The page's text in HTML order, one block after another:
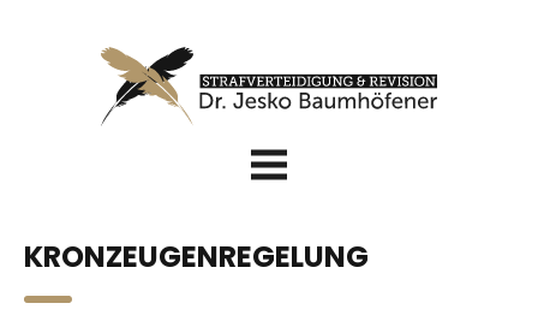
KRONZEUGENREGELUNG